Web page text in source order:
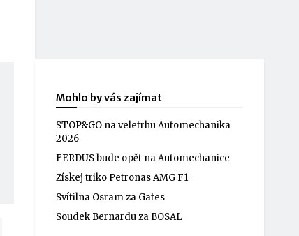
Mohlo by vás zajímat
STOP&GO na veletrhu Automechanika
2026
FERDUS bude opět na Automechanice
Získej triko Petronas AMG F1
Svítilna Osram za Gates
Soudek Bernardu za BOSAL